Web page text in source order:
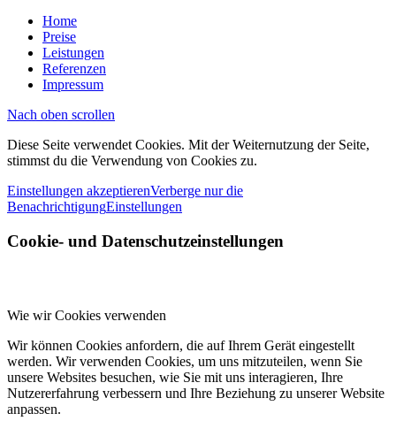
Home
Preise
Leistungen
Referenzen
Impressum
Nach oben scrollen
Diese Seite verwendet Cookies. Mit der Weiternutzung der Seite,
stimmst du die Verwendung von Cookies zu.
Einstellungen akzeptierenVerberge nur die
BenachrichtigungEinstellungen
Cookie- und Datenschutzeinstellungen
Wie wir Cookies verwenden
Wir können Cookies anfordern, die auf Ihrem Gerät eingestellt
werden. Wir verwenden Cookies, um uns mitzuteilen, wenn Sie
unsere Websites besuchen, wie Sie mit uns interagieren, Ihre
Nutzererfahrung verbessern und Ihre Beziehung zu unserer Website
anpassen.